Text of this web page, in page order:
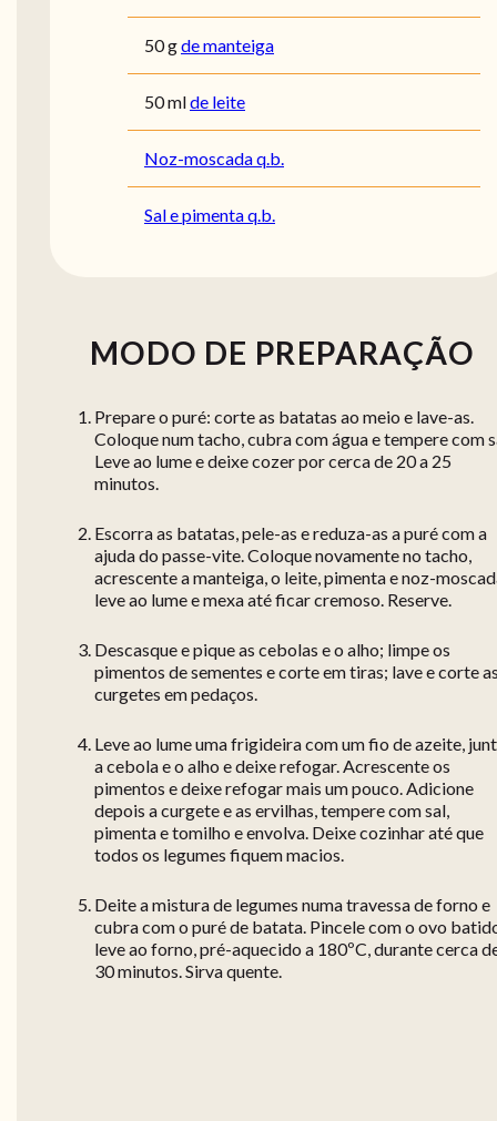
50gde manteiga
50mlde leite
Noz-moscada q.b.
Sal e pimenta q.b.
MODO DE PREPARAÇÃO
Prepare o puré: corte as batatas ao meio e lave-as.
Coloque num tacho, cubra com água e tempere com
Leve ao lume e deixe cozer por cerca de 20 a 25
minutos.
Escorra as batatas, pele-as e reduza-as a puré com a
ajuda do passe-vite. Coloque novamente no tacho,
acrescente a manteiga, o leite, pimenta e noz-
leve ao lume e mexa até ficar cremoso. Reserve.
Descasque e pique as cebolas e o alho; limpe os
pimentos de sementes e corte em tiras; lave e corte
curgetes em pedaços.
Leve ao lume uma frigideira com um fio de azeite,
a cebola e o alho e deixe refogar. Acrescente os
pimentos e deixe refogar mais um pouco. Adicione
depois a curgete e as ervilhas, tempere com sal,
pimenta e tomilho e envolva. Deixe cozinhar até que
todos os legumes fiquem macios.
Deite a mistura de legumes numa travessa de forno e
cubra com o puré de batata. Pincele com o ovo
leve ao forno, pré-aquecido a 180ºC, durante cerca
30 minutos. Sirva quente.